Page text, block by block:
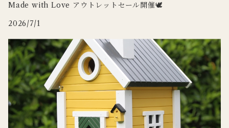
WILDLIFE GARDEN
tronco
Doing
Zafferano
Made with Love アウトレットセール開催🕊
2026/7/1